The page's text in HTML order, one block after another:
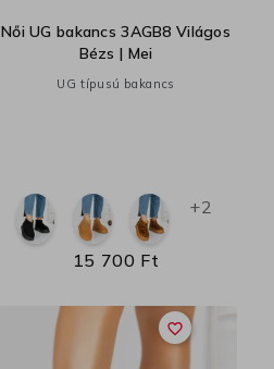
Női UG bakancs 3AGB8 Világos
Bézs | Mei
UG típusú bakancs
+2
15 700 Ft
favorite_border